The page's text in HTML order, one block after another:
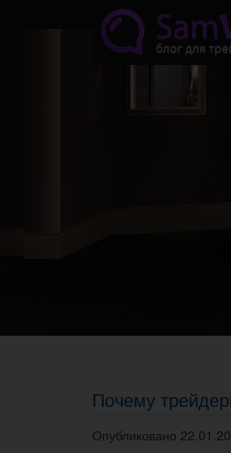
Перейти к основному содержанию
Почему
Опубликовано